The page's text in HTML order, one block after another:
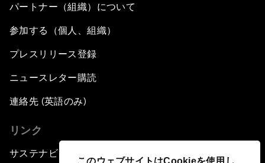
このウェブサイトはCookieを使用し
パートナー（組織）について
参加する（個人、組織）
プレスリリース登録
ニュースレター購読
連絡先 (英語のみ)
リンク
サステナビリティへの取り組み